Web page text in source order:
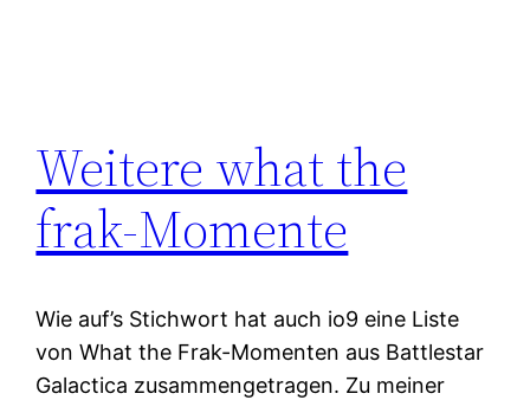
Weitere what the
frak-Momente
Wie auf’s Stichwort hat auch io9 eine Liste
von What the Frak-Momenten aus Battlestar
Galactica zusammengetragen. Zu meiner